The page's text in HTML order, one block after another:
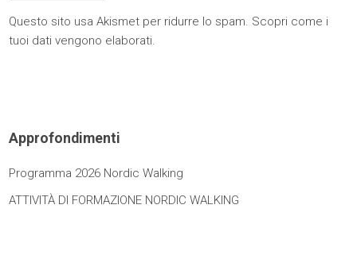
Questo sito usa Akismet per ridurre lo spam. Scopri come i
tuoi dati vengono elaborati
Approfondimenti
Programma 2026 Nordic Walking
ATTIVITÀ DI FORMAZIONE NORDIC WALKING